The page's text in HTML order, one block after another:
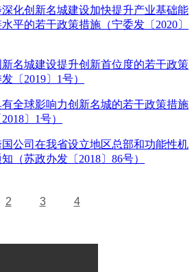
化创新名城建设加快提升产业基础能
平的若干政策措施（宁委发〔2020〕
名城建设提升创新首位度的若干政策
〔2019〕1号）
全球影响力创新名城的若干政策措施
〕1号）
公司在我省设立地区总部和功能性机
（苏政办发〔2018〕86号）
2 3 4